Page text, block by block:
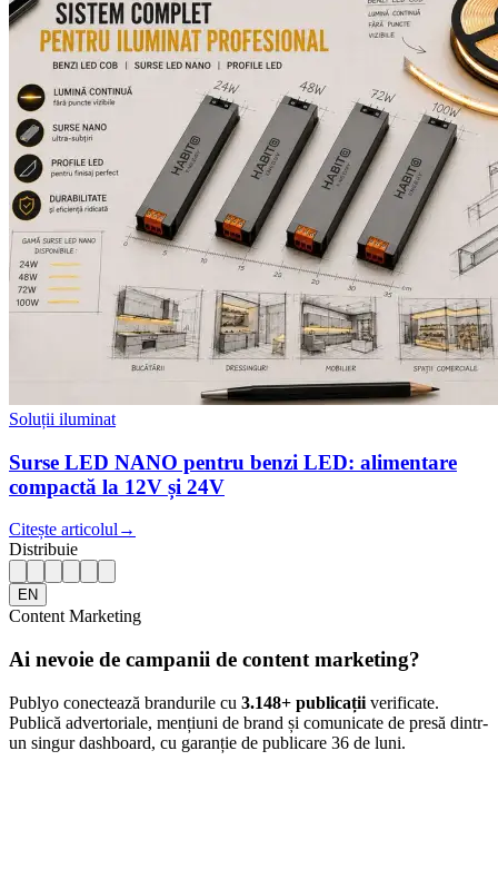
Soluții iluminat
Surse LED NANO pentru benzi LED: alimentare
compactă la 12V și 24V
Citește articolul →
Distribuie
EN
Content Marketing
Ai nevoie de campanii de content marketing?
Publyo conectează brandurile cu 3.148+ publicații verificate.
Publică advertoriale, mențiuni de brand și comunicate de presă dintr-
un singur dashboard, cu garanție de publicare 36 de luni.